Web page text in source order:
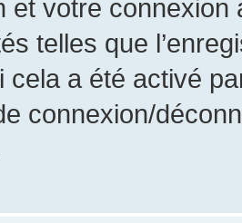
et votre
telles que
cela a été activé
connexion/